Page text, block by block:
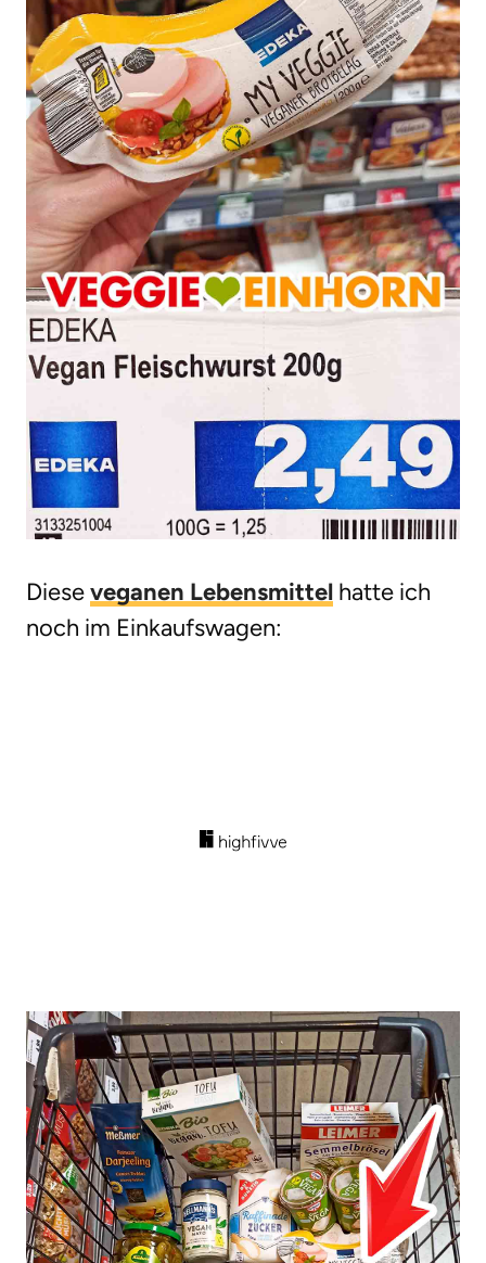
Dieseveganen Lebensmittel hatte ich
noch im Einkaufswagen: